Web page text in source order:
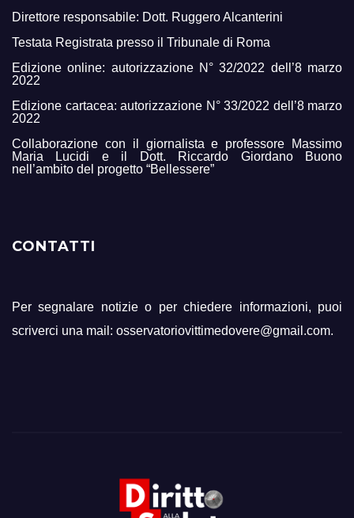
Direttore responsabile: Dott. Ruggero Alcanterini
Testata Registrata presso il Tribunale di Roma
Edizione online: autorizzazione N° 32/2022 dell’8 marzo
2022
Edizione cartacea: autorizzazione N° 33/2022 dell’8 marzo
2022
Collaborazione con il giornalista e professore Massimo
Maria Lucidi e il Dott. Riccardo Giordano Buono
nell’ambito del progetto “Bellessere”
CONTATTI
Per segnalare notizie o per chiedere informazioni, puoi
scriverci una mail: osservatoriovittimedovere@gmail.com.